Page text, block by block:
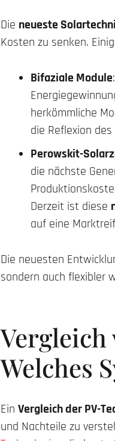
Die neueste
Kosten zu senken.
Bifaziale Module
herkömmliche
die Reflexion
Perowskit-
die nächste
Derzeit ist diese
auf eine
Die neuesten
sondern auch flexibler
Vergleich
Welches
EinVergleich der PV-
und Nachteile zu